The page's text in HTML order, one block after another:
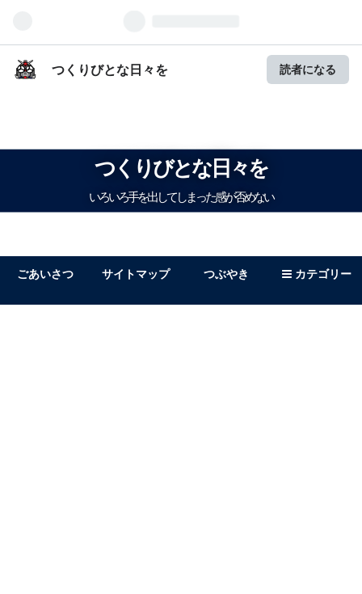
つくりびとな日々を 読者になる
つくりびとな日々を
いろいろ手を出してしまった感が否めない
ごあいさつ サイトマップ つぶやき カテゴリー
ガンプラ
キャラ
マンガ
文字問題
DIY
雑記
自転車
記録
ゲーム
日記
音楽
読書
映画
報告
ホビー